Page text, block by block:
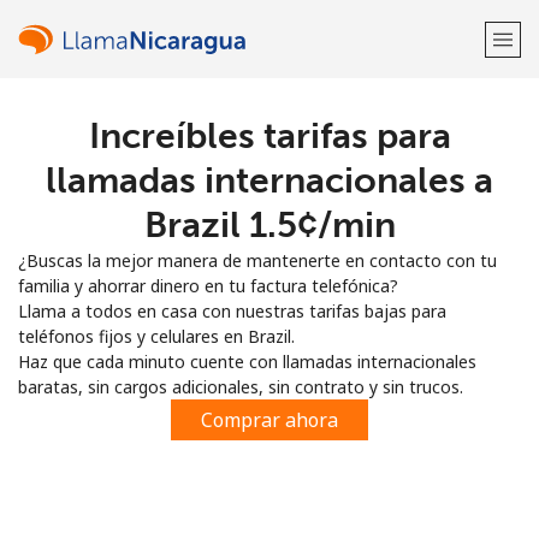
¡Bienvenido!
Regístrate con
o
Increíbles tarifas para
llamadas internacionales a
Brazil ⁦1.5¢⁩/min
¿Buscas la mejor manera de mantenerte en contacto con tu
familia y ahorrar dinero en tu factura telefónica?
Llama a todos en casa con nuestras tarifas bajas para
teléfonos fijos y celulares en Brazil.
Haz que cada minuto cuente con llamadas internacionales
baratas, sin cargos adicionales, sin contrato y sin trucos.
Comprar ahora